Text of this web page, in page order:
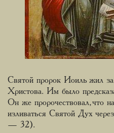
Святой пророк Иоиль жил
Христова. Им было
Он же пророчествовал, что
изливаться Святой Дух
— 32).